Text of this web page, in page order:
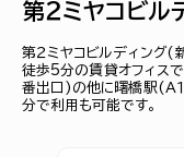
第２ミヤコビル
第２ミヤコビルディング
徒歩5分の賃貸オフィス
番出口)の他に曙橋駅(Ａ
分で利用も可能です。